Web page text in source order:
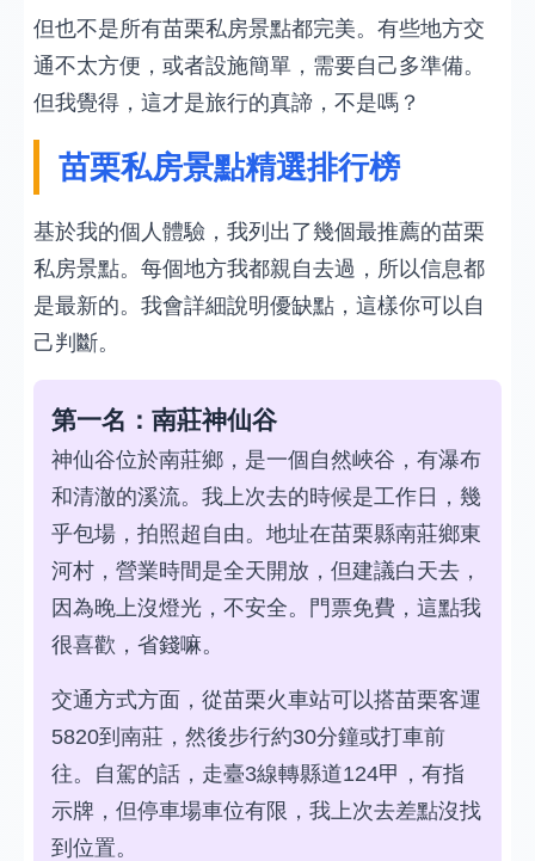
但也不是所有苗栗私房景點都完美。有些地方交
通不太方便，或者設施簡單，需要自己多準備。
但我覺得，這才是旅行的真諦，不是嗎？
苗栗私房景點精選排行榜
基於我的個人體驗，我列出了幾個最推薦的苗栗
私房景點。每個地方我都親自去過，所以信息都
是最新的。我會詳細說明優缺點，這樣你可以自
己判斷。
第一名：南莊神仙谷
神仙谷位於南莊鄉，是一個自然峽谷，有瀑布
和清澈的溪流。我上次去的時候是工作日，幾
乎包場，拍照超自由。地址在苗栗縣南莊鄉東
河村，營業時間是全天開放，但建議白天去，
因為晚上沒燈光，不安全。門票免費，這點我
很喜歡，省錢嘛。
交通方式方面，從苗栗火車站可以搭苗栗客運
5820到南莊，然後步行約30分鐘或打車前
往。自駕的話，走臺3線轉縣道124甲，有指
示牌，但停車場車位有限，我上次去差點沒找
到位置。